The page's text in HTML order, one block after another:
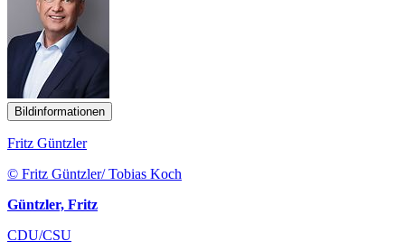
Bildinformationen
Fritz Güntzler
© Fritz Güntzler/ Tobias Koch
Güntzler, Fritz
CDU/CSU